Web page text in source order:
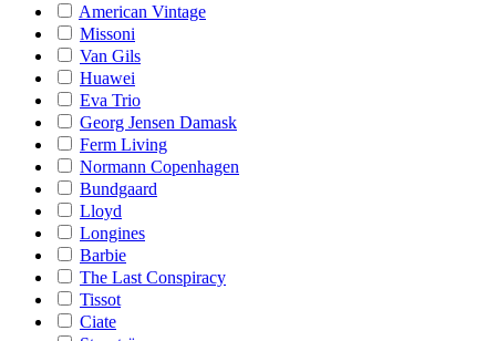
American Vintage
Missoni
Van Gils
Huawei
Eva Trio
Georg Jensen Damask
Ferm Living
Normann Copenhagen
Bundgaard
Lloyd
Longines
Barbie
The Last Conspiracy
Tissot
Ciate